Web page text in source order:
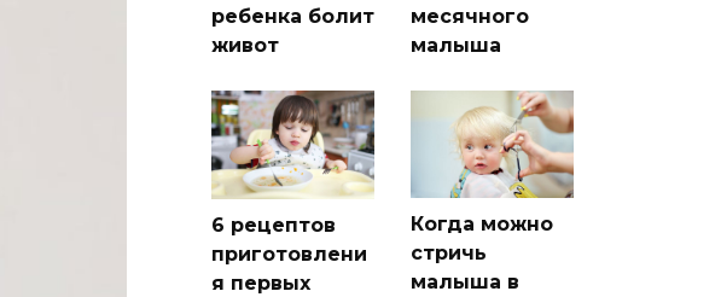
ребенка болит
живот
месячного
малыша
6 рецептов
приготовлени
я первых
Когда можно
стричь
малыша в